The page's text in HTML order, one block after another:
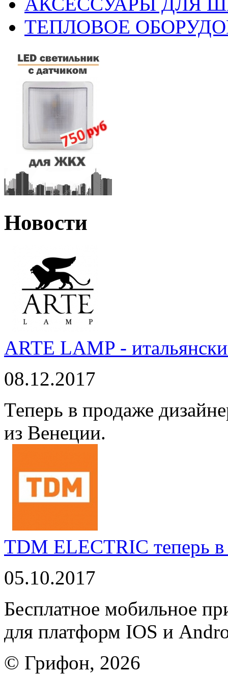
ТЕПЛОВОЕ
Новости
ARTE LAMP -
08.12.2017
Теперь в продаже
из Венеции.
TDM ELECTRIC теперь
05.10.2017
Бесплатное мобильное
для платформ IOS и
© Грифон, 2026